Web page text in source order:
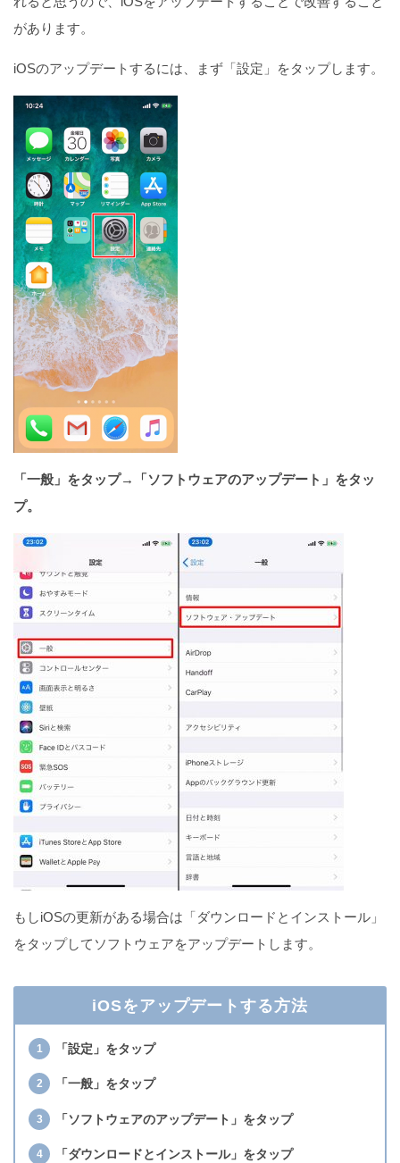
があります。
iOSのアップデートするには、まず「設定」をタップします。
「一般」をタップ→「ソフトウェアのアップデート」をタッ
プ。
もしiOSの更新がある場合は「ダウンロードとインストール」
をタップしてソフトウェアをアップデートします。
iOSをアップデートする方法
「設定」をタップ
「一般」をタップ
「ソフトウェアのアップデート」をタップ
「ダウンロードとインストール」をタップ